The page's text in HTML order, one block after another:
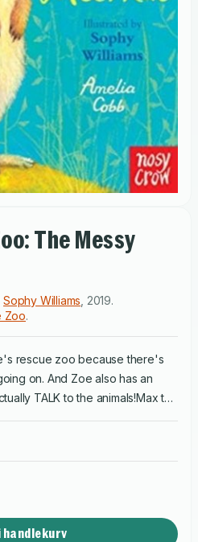
The Messy
Sophy Williams 2019.
Zoo.
rescue zoo because there's
on. And Zoe also has an
TALK to the animals!Max the
the big treasure hunt coming
handlekurv